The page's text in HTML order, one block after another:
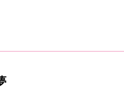
表選手選出について